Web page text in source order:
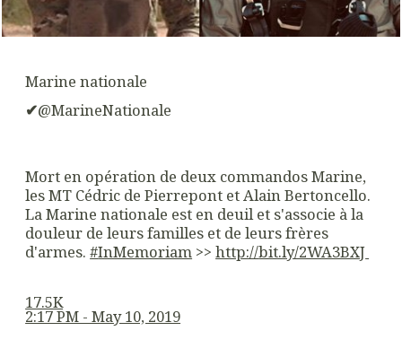
Marine nationale
✔@MarineNationale
Mort en opération de deux commandos Marine,
les MT Cédric de Pierrepont et Alain Bertoncello.
La Marine nationale est en deuil et s'associe à la
douleur de leurs familles et de leurs frères
d'armes.#InMemoriam >>http://bit.ly/2WA3BXJ
17.5K
2:17 PM - May 10, 2019